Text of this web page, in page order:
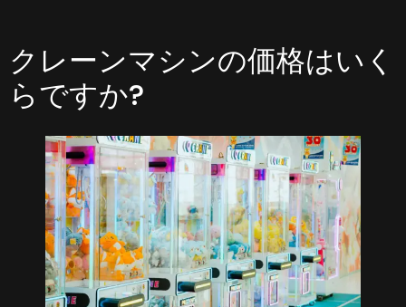
クレーンマシンの価格はいく
らですか?